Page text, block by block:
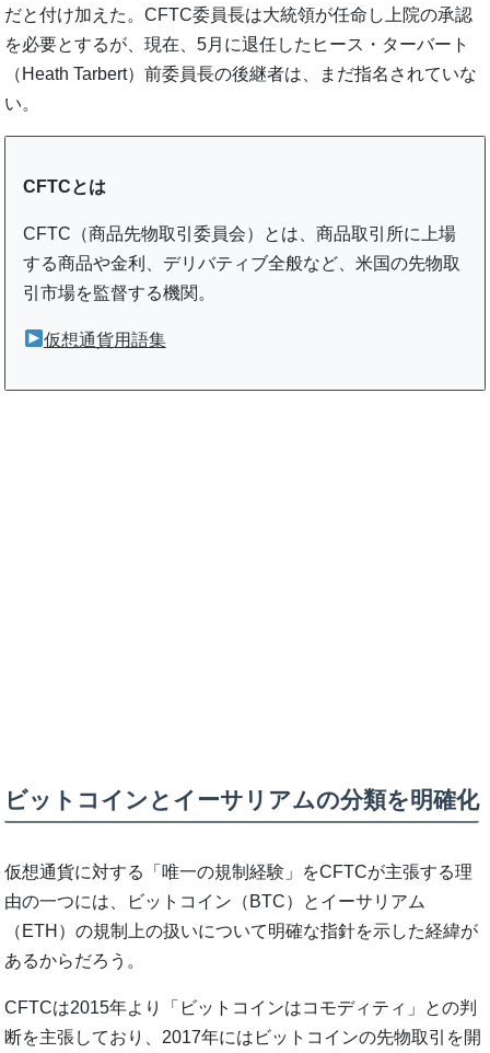
だと付け加えた。CFTC委員長は大統領が任命し上院の承認
を必要とするが、現在、5月に退任したヒース・ターバート
（Heath Tarbert）前委員長の後継者は、まだ指名されていな
い。
CFTCとは
CFTC（商品先物取引委員会）とは、商品取引所に上場
する商品や金利、デリバティブ全般など、米国の先物取
引市場を監督する機関。
仮想通貨用語集
ビットコインとイーサリアムの分類を明確化
仮想通貨に対する「唯一の規制経験」をCFTCが主張する理
由の一つには、ビットコイン（BTC）とイーサリアム
（ETH）の規制上の扱いについて明確な指針を示した経緯が
あるからだろう。
CFTCは2015年より「ビットコインはコモディティ」との判
断を主張しており、2017年にはビットコインの先物取引を開